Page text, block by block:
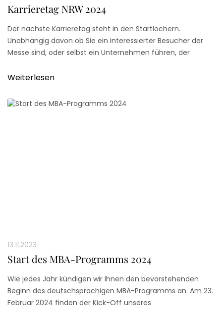
Karrieretag NRW 2024
Der nächste Karrieretag steht in den Startlöchern.
Unabhängig davon ob Sie ein interessierter Besucher der
Messe sind, oder selbst ein Unternehmen führen, der
Perspektiven und Netzwerke an.
Weiterlesen
13.11.2023
Start des MBA-Programms 2024
Wie jedes Jahr kündigen wir Ihnen den bevorstehenden
Beginn des deutschsprachigen MBA-Programms an. Am 23.
Februar 2024 finden der Kick-Off unseres